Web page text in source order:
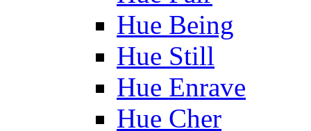
Hue Being
Hue Still
Hue Enrave
Hue Cher